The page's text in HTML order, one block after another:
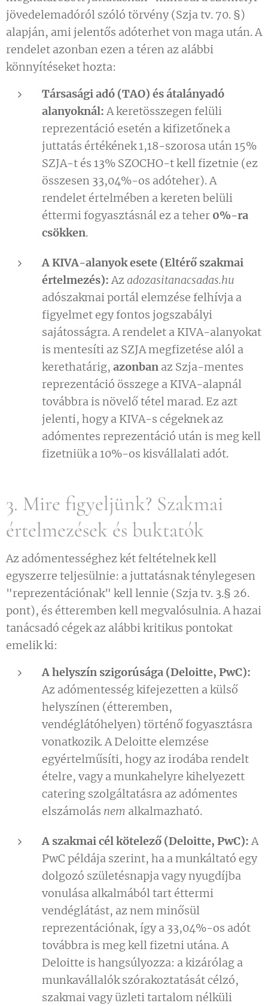
jövedelemadóról szóló törvény (Szja tv. 70. §)
alapján, ami jelentős adóterhet von maga után. A
rendelet azonban ezen a téren az alábbi
könnyítéseket hozta:
Társasági adó (TAO) és átalányadó
alanyoknál:A keretösszegen felüli
reprezentáció esetén a kifizetőnek a
juttatás értékének 1,18-szorosa után 15%
SZJA-t és 13% SZOCHO-t kell fizetnie (ez
összesen 33,04%-os adóteher). A
rendelet értelmében a kereten belüli
éttermi fogyasztásnál ez a teher 0%-ra
csökken.
A KIVA-alanyok esete (Eltérő szakmai
értelmezés):Az adozasitanacsadas.hu
adószakmai portál elemzése felhívja a
figyelmet egy fontos jogszabályi
sajátosságra. A rendelet a KIVA-alanyokat
is mentesíti az SZJA megfizetése alól a
kerethatárig, azonban az Szja-mentes
reprezentáció összege a KIVA-alapnál
továbbra is növelő tétel marad. Ez azt
jelenti, hogy a KIVA-s cégeknek az
adómentes reprezentáció után is meg kell
fizetniük a 10%-os kisvállalati adót.
3. Mire figyeljünk? Szakmai
értelmezések és buktatók
Az adómentességhez két feltételnek kell
egyszerre teljesülnie: a juttatásnak ténylegesen
"reprezentációnak" kell lennie (Szja tv. 3.§ 26.
pont), és étteremben kell megvalósulnia. A hazai
tanácsadó cégek az alábbi kritikus pontokat
emelik ki:
A helyszín szigorúsága (Deloitte, PwC):
Az adómentesség kifejezetten a külső
helyszínen (étteremben,
vendéglátóhelyen) történő fogyasztásra
vonatkozik. A Deloitte elemzése
egyértelműsíti, hogy az irodába rendelt
ételre, vagy a munkahelyre kihelyezett
catering szolgáltatásra az adómentes
elszámolás nem alkalmazható.
A szakmai cél kötelező (Deloitte, PwC):A
PwC példája szerint, ha a munkáltató egy
dolgozó születésnapja vagy nyugdíjba
vonulása alkalmából tart éttermi
vendéglátást, az nem minősül
reprezentációnak, így a 33,04%-os adót
továbbra is meg kell fizetni utána. A
Deloitte is hangsúlyozza: a kizárólag a
munkavállalók szórakoztatását célzó,
szakmai vagy üzleti tartalom nélküli